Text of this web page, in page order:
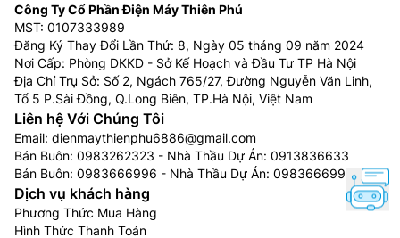
chất lượng hình ảnh chuẩn điện ảnh.
Công Ty Cổ Phần Điện Máy Thiên Phú
MST: 0107333989
Đăng Ký Thay Đổi Lần Thứ: 8, Ngày 05 tháng 09 năm 2024
Nơi Cấp: Phòng DKKD - Sở Kế Hoạch và Đầu Tư TP Hà Nội
Địa Chỉ Trụ Sở: Số 2, Ngách 765/27, Đường Nguyễn Văn Linh,
Tổ 5 P.Sài Đồng, Q.Long Biên, TP.Hà Nội, Việt Nam
Liên hệ Với Chúng Tôi
Email: dienmaythienphu6886@gmail.com
Bán Buôn: 0983262323 - Nhà Thầu Dự Án: 0913836633
Bán Buôn: 0983666996 - Nhà Thầu Dự Án: 0983666996
Dịch vụ khách hàng
Phương Thức Mua Hàng
Hình Thức Thanh Toán